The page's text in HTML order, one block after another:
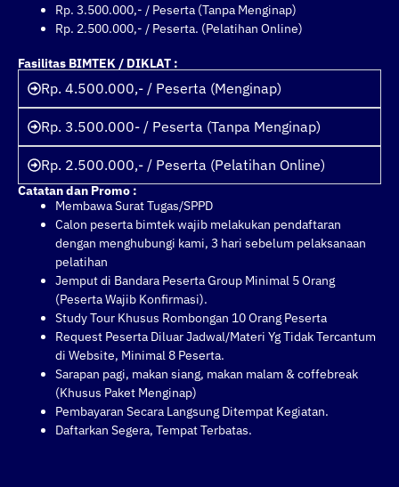
Rp. 3.500.000,- / Peserta (Tanpa Menginap)
Rp. 2.500.000,- / Peserta. (Pelatihan Online)
Fasilitas BIMTEK / DIKLAT :
Rp. 4.500.000,- / Peserta (Menginap)
Rp. 3.500.000- / Peserta (Tanpa Menginap)
Rp. 2.500.000,- / Peserta (Pelatihan Online)
Catatan dan Promo :
Membawa Surat Tugas/SPPD
Calon peserta bimtek wajib melakukan pendaftaran
dengan menghubungi kami, 3 hari sebelum pelaksanaan
pelatihan
Jemput di Bandara Peserta Group Minimal 5 Orang
(Peserta Wajib Konfirmasi).
Study Tour Khusus Rombongan 10 Orang Peserta
Request Peserta Diluar Jadwal/Materi Yg Tidak Tercantum
di Website, Minimal 8 Peserta.
Sarapan pagi, makan siang, makan malam & coffebreak
(Khusus Paket Menginap)
Pembayaran Secara Langsung Ditempat Kegiatan.
Daftarkan Segera, Tempat Terbatas.